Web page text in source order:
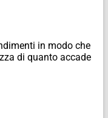
in modo che
di quanto accade